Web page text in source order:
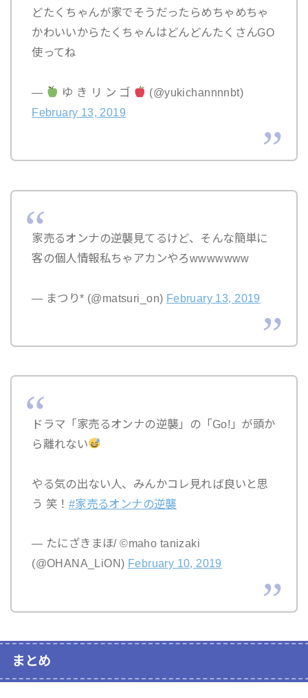
どたくちゃんが家でそうだったらめちゃめちゃ
かわいいからたくちゃんはどんどんたくさんGO
使ってね
— ゆ き リ ン ゴ
(@yukichannnnbt)
February 13, 2019
家売るオンナの逆襲見てるけど、そんな簡単に
客の個人情報私ちゃアカンやろwwwwwww
— まつり* (@matsuri_on) February 13, 2019
ドラマ「家売るオンナの逆襲」の「Go!」が頭か
ら離れない
やる気の出ない人、みんかコレ見れば良いと思
う 笑！ #家売るオンナの逆襲
— たにざきまほ/ ©︎maho tanizaki
(@OHANA_LiON) February 10, 2019
まとめ